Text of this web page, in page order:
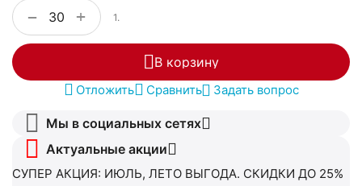
+
− 1.
В корзину
Отложить Сравнить Задать вопрос
Мы в социальных сетях
Актуальные акции
СУПЕР АКЦИЯ: ИЮЛЬ, ЛЕТО ВЫГОДА. СКИДКИ ДО 25%